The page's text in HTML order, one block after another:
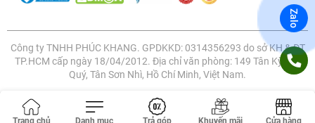
Công ty TNHH PHÚC KHANG. GPDKKD: 0314356293 do sở KH & ĐT
TP.HCM cấp ngày 18/04/2012. Địa chỉ văn phòng: 149 Tân Kỳ Tân
Quý, Tân Sơn Nhì, Hồ Chí Minh, Việt Nam.
Zalo
Trang chủ Danh mục Trả góp Khuyến mãi Cửa hàng